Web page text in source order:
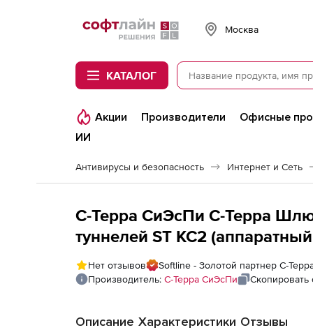
Softline
Москва
КАТАЛОГ
Акции Производители Офисные
ИИ
Антивирусы и безопасность Интернет и Сеть
С-Терра СиЭсПи С-Терра
туннелей ST КС2
С-Терра VPN Версия 4.3
(G-3000-4.3-1740-8-RP-ST-KC2)
Нет отзывов
Softline - Золотой партнер С-
Производитель: С-Терра СиЭсПи Скопировать
Описание Характеристики Отзывы